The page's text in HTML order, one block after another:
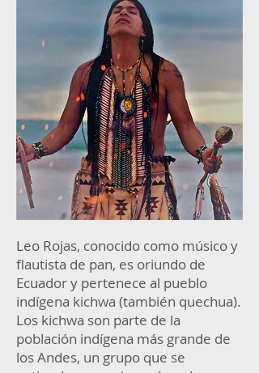
Leo Rojas, conocido como músico y
flautista de pan, es oriundo de
Ecuador y pertenece al pueblo
indígena kichwa (también quechua).
Los kichwa son parte de la
población indígena más grande de
los Andes, un grupo que se